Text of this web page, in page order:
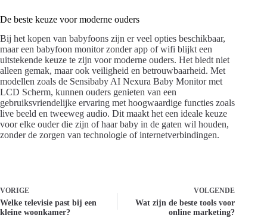
De beste keuze voor moderne ouders
Bij het kopen van babyfoons zijn er veel opties beschikbaar,
maar een babyfoon monitor zonder app of wifi blijkt een
uitstekende keuze te zijn voor moderne ouders. Het biedt niet
alleen gemak, maar ook veiligheid en betrouwbaarheid. Met
modellen zoals de Sensibaby AI Nexura Baby Monitor met
LCD Scherm, kunnen ouders genieten van een
gebruiksvriendelijke ervaring met hoogwaardige functies zoals
live beeld en tweeweg audio. Dit maakt het een ideale keuze
voor elke ouder die zijn of haar baby in de gaten wil houden,
zonder de zorgen van technologie of internetverbindingen.
VORIGE
Welke televisie past bij een
kleine woonkamer?
VOLGENDE
Wat zijn de beste tools voor
online marketing?